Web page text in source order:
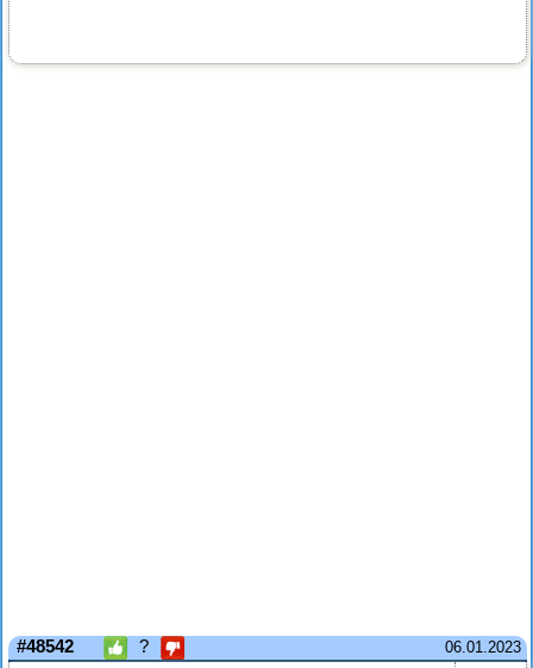
06.01.2023
#48542 ?